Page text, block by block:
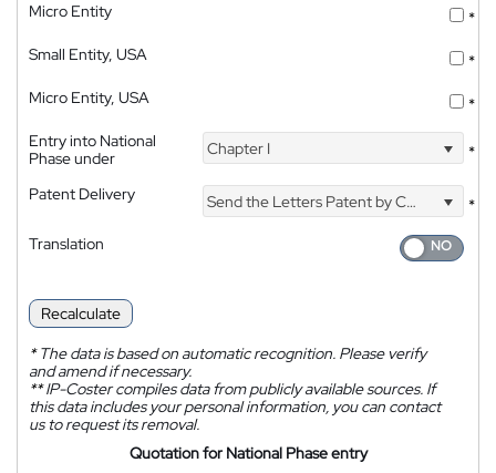
Micro Entity
*
Small Entity, USA
*
Micro Entity, USA
*
Entry into National
Phase under
Chapter I *
Patent Delivery Send the Letters Patent by Courier
*
Translation
Recalculate
*The data is based on automatic recognition. Please verify
and amend if necessary.
**IP-Coster compiles data from publicly available sources. If
this data includes your personal information, you can contact
us to request its removal.
Quotation for National Phase entry